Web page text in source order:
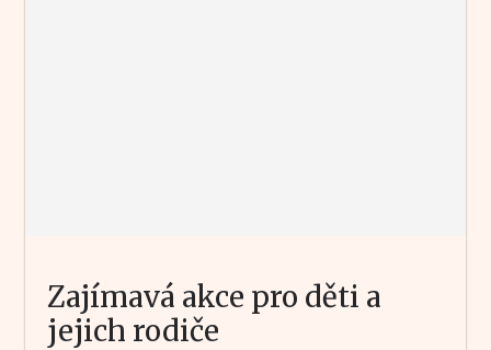
Zajímavá akce pro děti a
jejich rodiče